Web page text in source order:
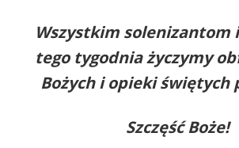
Wszystkim
tego tygodnia życzymy
Bożych i opieki świętych
Szczęść Boże!